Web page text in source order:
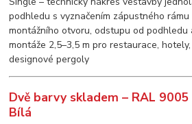
Dvě barvy skladem – RAL
Bílá